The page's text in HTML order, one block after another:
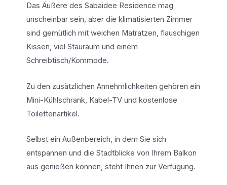
Das Äußere des Sabaidee Residence mag
unscheinbar sein, aber die klimatisierten Zimmer
sind gemütlich mit weichen Matratzen, flauschigen
Kissen, viel Stauraum und einem
Schreibtisch/Kommode.
Zu den zusätzlichen Annehmlichkeiten gehören ein
Mini-Kühlschrank, Kabel-TV und kostenlose
Toilettenartikel.
Selbst ein Außenbereich, in dem Sie sich
entspannen und die Stadtblicke von Ihrem Balkon
aus genießen können, steht Ihnen zur Verfügung.